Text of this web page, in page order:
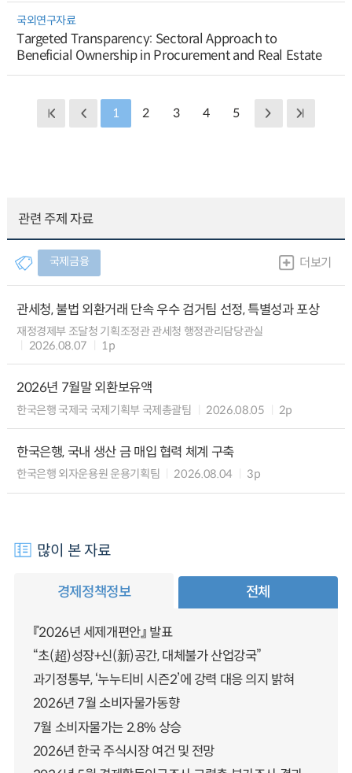
국외연구자료
Targeted Transparency: Sectoral Approach to
Beneficial Ownership in Procurement and Real Estate
1 2 3 4 5
관련 주제 자료
국제금융 더보기
관세청, 불법 외환거래 단속 우수 검거팀 선정, 특별성과 포상
재정경제부 조달청 기획조정관 관세청 행정관리담당관실
2026.08.07
1p
2026년 7월말 외환보유액
한국은행 국제국 국제기획부 국제총괄팀 2026.08.05 2p
한국은행, 국내 생산 금 매입 협력 체계 구축
한국은행 외자운용원 운용기획팀 2026.08.04 3p
많이 본 자료
경제정책정보 전체
『2026년 세제개편안』 발표
“초(超)성장+신(新)공간, 대체불가 산업강국”
과기정통부, ‘누누티비 시즌2’에 강력 대응 의지 밝혀
2026년 7월 소비자물가동향
7월 소비자물가는 2.8% 상승
2026년 한국 주식시장 여건 및 전망